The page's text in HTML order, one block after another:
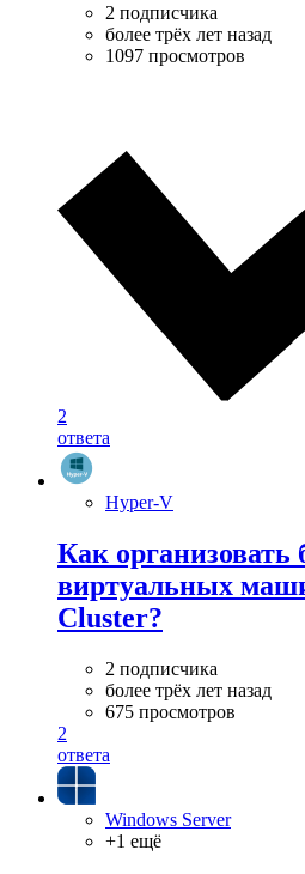
2 подписчика
более трёх лет назад
1097 просмотров
2
ответа
Hyper-V
Как организовать
виртуальных
Cluster?
2 подписчика
более трёх лет назад
675 просмотров
2
ответа
Windows Server
+1 ещё